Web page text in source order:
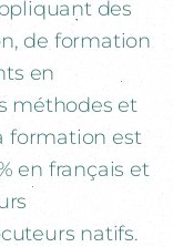
des
de formation
en
méthodes et
formation est
en français et
natifs.